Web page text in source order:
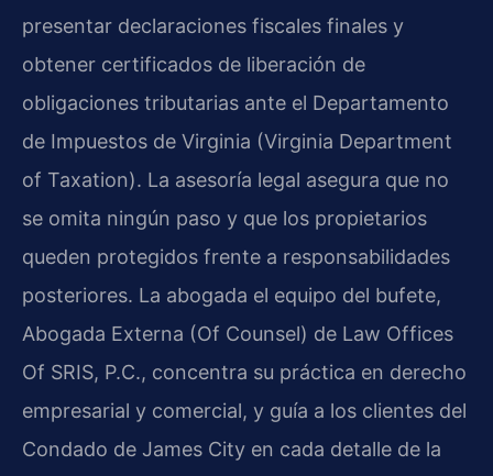
presentar declaraciones fiscales finales y
obtener certificados de liberación de
obligaciones tributarias ante el Departamento
de Impuestos de Virginia (Virginia Department
of Taxation). La asesoría legal asegura que no
se omita ningún paso y que los propietarios
queden protegidos frente a responsabilidades
posteriores. La abogada el equipo del bufete,
Abogada Externa (Of Counsel) de Law Offices
Of SRIS, P.C., concentra su práctica en derecho
empresarial y comercial, y guía a los clientes del
Condado de James City en cada detalle de la